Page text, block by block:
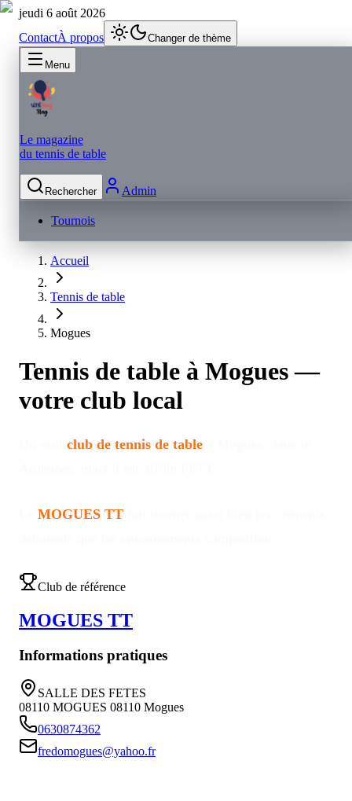
jeudi 6 août 2026
ContactÀ propos Changer de thème
Menu
Le magazine
du tennis de table
Rechercher Admin
Tournois
Accueil
Tennis de table
Mogues
Tennis de table à Mogues—
votre club local
club de tennis de table
MOGUES TT
Club de référence
MOGUES TT
Informations pratiques
SALLE DES FETES
08110 MOGUES 08110 Mogues
0630874362
fredomogues@yahoo.fr